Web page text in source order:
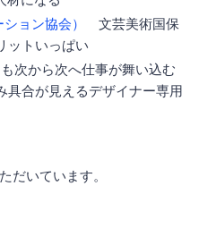
ョン協会）
文芸美術国保
ットいっぱい
次から次へ仕事が舞い込む
具合が見えるデザイナー専用
だいています。